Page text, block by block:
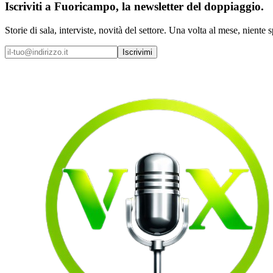
Iscriviti a Fuoricampo, la newsletter del doppiaggio.
Storie di sala, interviste, novità del settore. Una volta al mese, niente
Iscrivimi